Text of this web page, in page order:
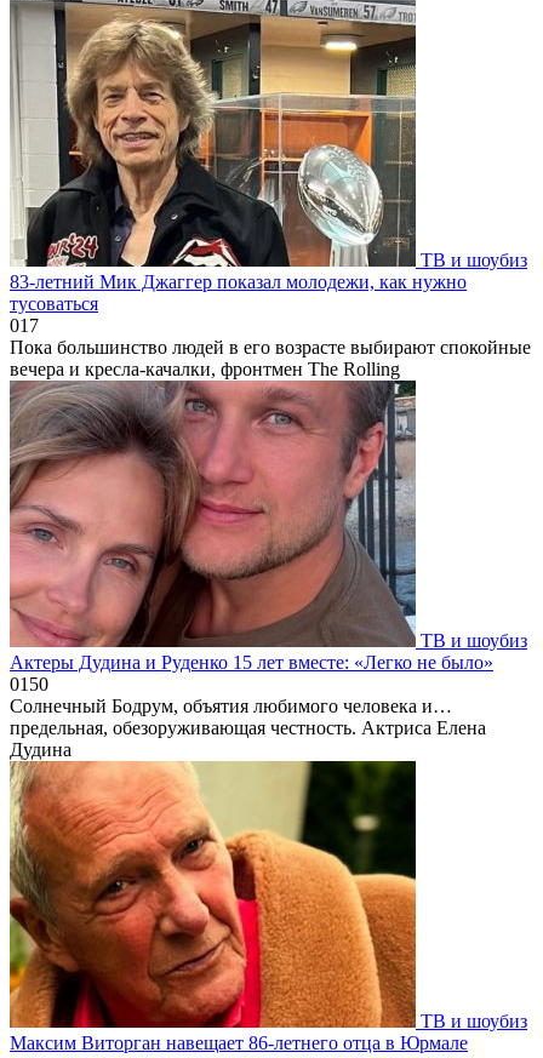
ТВ и шоубиз
83-летний Мик Джаггер показал молодежи, как нужно
тусоваться
017
Пока большинство людей в его возрасте выбирают спокойные
вечера и кресла-качалки, фронтмен The Rolling
ТВ и шоубиз
Актеры Дудина и Руденко 15 лет вместе: «Легко не было»
0150
Солнечный Бодрум, объятия любимого человека и…
предельная, обезоруживающая честность. Актриса Елена
Дудина
ТВ и шоубиз
Максим Виторган навещает 86-летнего отца в Юрмале